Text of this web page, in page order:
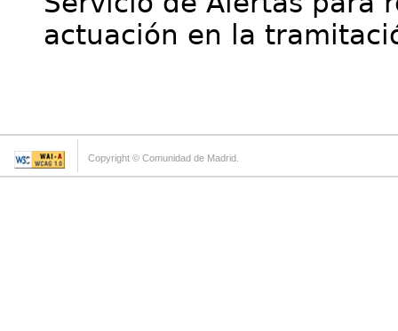
actuación en la
Copyright © Comunidad de Madrid.